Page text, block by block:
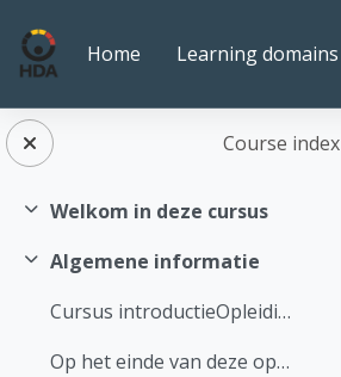
Home
Learning domains
Course index
Collapse
Welkom in deze cursus
Collapse
Algemene informatie
Cursus introductieOpleidingstype: e-learningTijdsd...
Op het einde van deze opleiding vind je een docume...